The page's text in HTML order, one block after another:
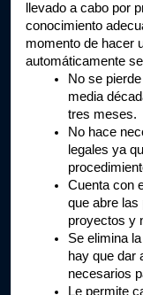
llevado a cabo por
conocimiento
momento de hacer
automáticamente
No se
media
tres meses.
No hace
legales ya
Cuenta con
que abre
proyectos y
Se elimina
hay que dar
necesarios
Le permite